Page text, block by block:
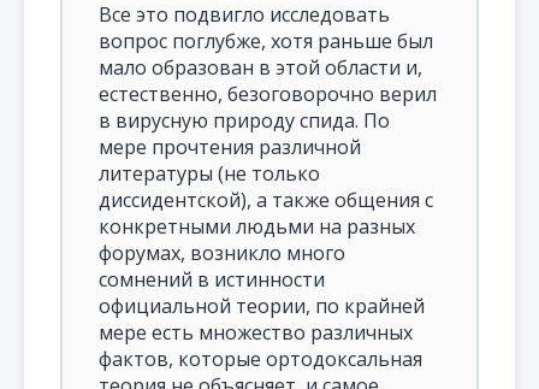
Все это подвигло исследовать
вопрос поглубже, хотя раньше был
мало образован в этой области и,
естественно, безоговорочно верил
в вирусную природу спида. По
мере прочтения различной
литературы (не только
диссидентской), а также общения с
конкретными людьми на разных
форумах, возникло много
сомнений в истинности
официальной теории, по крайней
мере есть множество различных
фактов, которые ортодоксальная